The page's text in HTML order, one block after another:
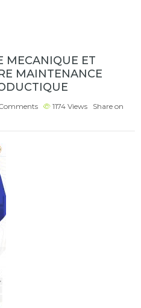
MECANIQUE ET
MAINTENANCE
1174 Views Share on